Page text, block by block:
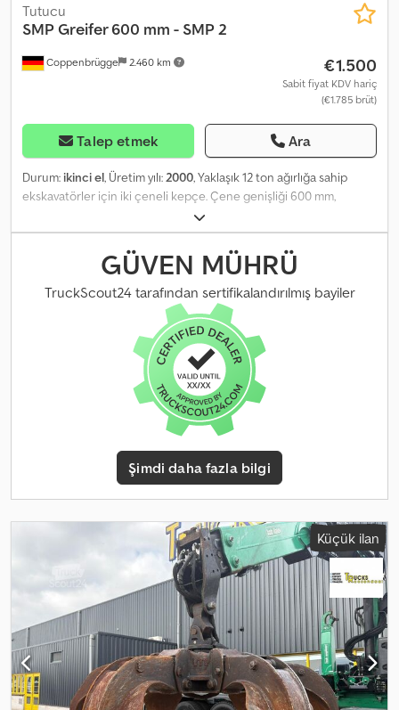
Coppenbrügge 2.460 km
Tutucu
SMP Greifer 600 mm - SMP 2
€1.500
Sabit fiyat KDV hariç
(€1.785 brüt)
Talep etmek Ara
Durum: ikinci el, Üretim yılı:2000, Yaklaşık 12 ton ağırlığa sahip
ekskavatörler için iki çeneli kepçe. Çene genişliği 600 mm,
hidrolik olarak 360° dönebilir. Hortumlar dahildir. Kepçe bağlantısı,
SWE SMP 2'ye uygundur. = Ek Bilgiler = Kullanım amacı: İnşaat
Daha fazla bilgi için Jan-Marc Schwickert ile iletişime geçin.
Dsdpfxszl N Eqs Ah RockGÜVEN MÜHRÜ
TruckScout24 tarafından sertifikalandırılmış bayiler
Şimdi daha fazla bilgi
Küçük ilan